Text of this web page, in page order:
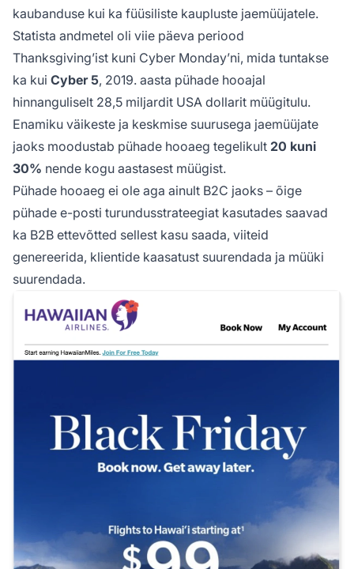
kaubanduse kui ka füüsiliste kaupluste jaemüüjatele.
Statista andmetel oli viie päeva periood
Thanksgiving’ist kuni Cyber Monday’ni, mida tuntakse
ka kui Cyber 5, 2019. aasta pühade hooajal
hinnanguliselt 28,5 miljardit USA dollarit müügitulu.
Enamiku väikeste ja keskmise suurusega jaemüüjate
jaoks moodustab pühade hooaeg tegelikult 20 kuni
30% nende kogu aastasest müügist.
Pühade hooaeg ei ole aga ainult B2C jaoks – õige
pühade e-posti turundusstrateegiat kasutades saavad
ka B2B ettevõtted sellest kasu saada, viiteid
genereerida, klientide kaasatust suurendada ja müüki
suurendada.